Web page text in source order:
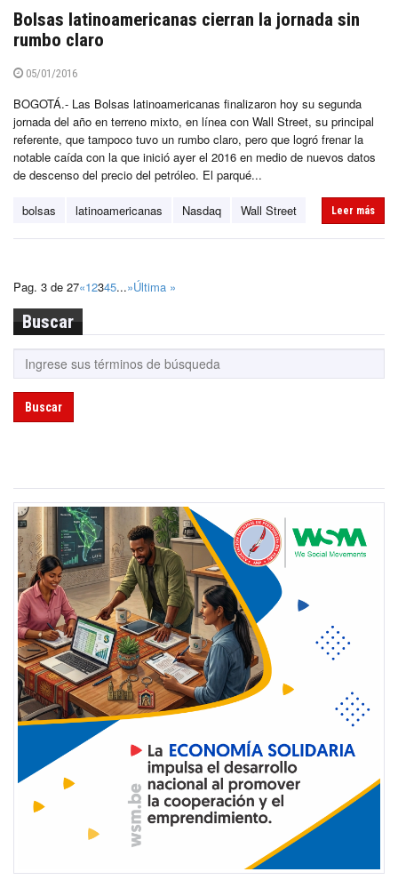
Bolsas latinoamericanas cierran la jornada sin
rumbo claro
05/01/2016
BOGOTÁ.- Las Bolsas latinoamericanas finalizaron hoy su segunda
jornada del año en terreno mixto, en línea con Wall Street, su principal
referente, que tampoco tuvo un rumbo claro, pero que logró frenar la
notable caída con la que inició ayer el 2016 en medio de nuevos datos
de descenso del precio del petróleo. El parqué...
bolsas latinoamericanas Nasdaq Wall Street Leer más
Pag. 3 de 27«12345...»Última »
Buscar
Buscar